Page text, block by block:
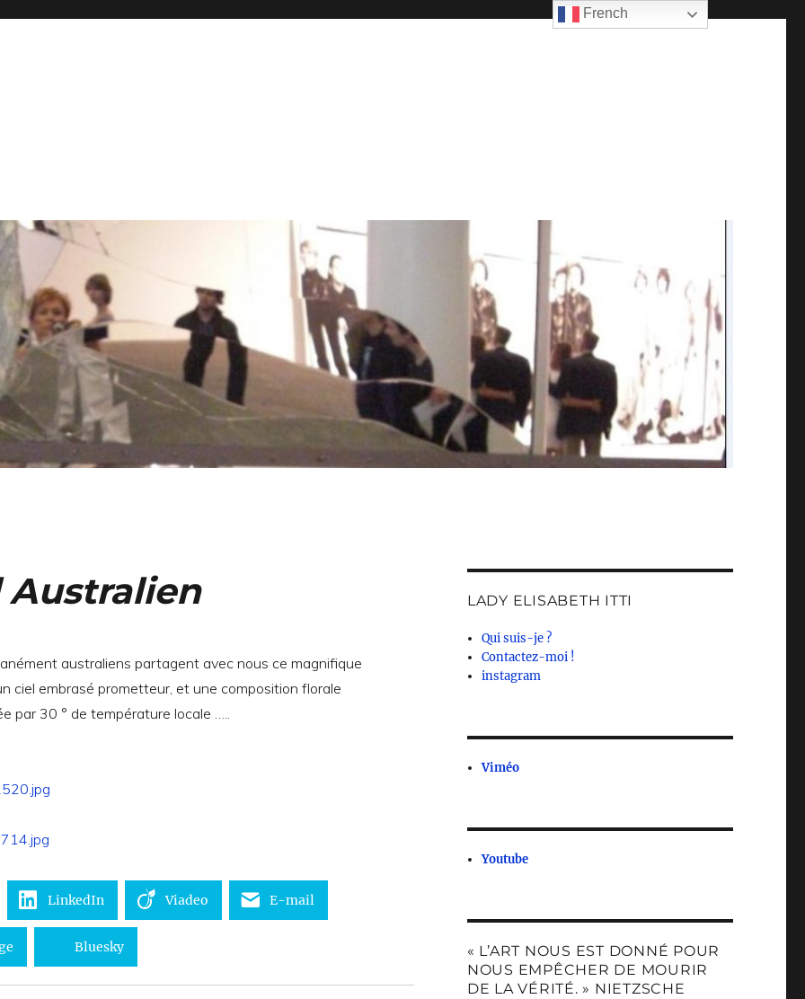
Australien
australiens partagent avec nous ce magnifique
ciel embrasé prometteur, et une composition florale
par 30 ° de température locale …..
LinkedIn Viadeo E-mail
Bluesky
LADY ELISABETH ITTI
Qui suis-je ?
Contactez-moi !
instagram
Viméo
Youtube
« L’ART NOUS EST DONNÉ POUR
NOUS EMPÊCHER DE MOURIR
DE LA VÉRITÉ. » NIETZSCHE
French